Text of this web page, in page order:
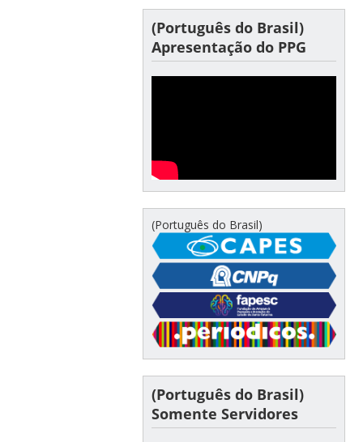
(Português do Brasil)
Apresentação do PPG
(Português do Brasil)
(Português do Brasil)
Somente Servidores